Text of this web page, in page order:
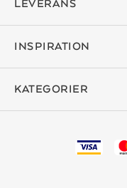
LEVERANS
INSPIRATION
KATEGORIER